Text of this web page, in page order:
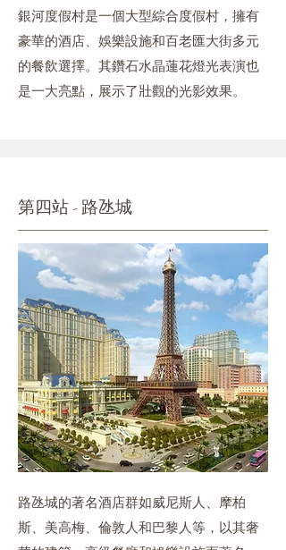
銀河度假村是一個大型綜合度假村，擁有
豪華的酒店、娛樂設施和百老匯大街多元
的餐飲選擇。其鑽石水晶蓮花燈光表演也
是一大亮點，展示了壯觀的光影效果。
第四站 - 路氹城
路氹城的著名酒店群如威尼斯人、摩柏
斯、美高梅、倫敦人和巴黎人等，以其奢